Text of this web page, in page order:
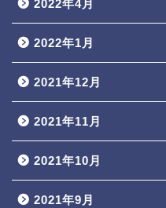
2022年4月
2022年1月
2021年12月
2021年11月
2021年10月
2021年9月